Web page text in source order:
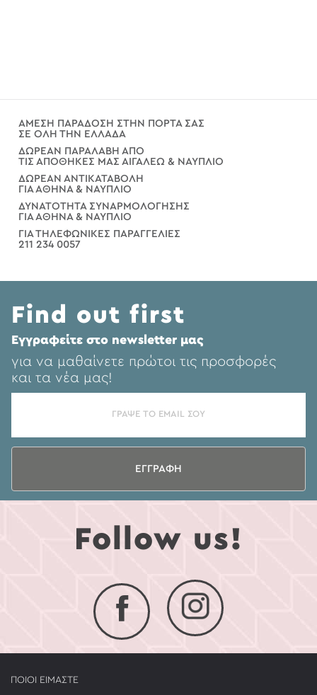
ΑΜΕΣΗ ΠΑΡΑΔΟΣΗ ΣΤΗΝ ΠΟΡΤΑ ΣΑΣ
ΣΕ ΟΛΗ ΤΗΝ ΕΛΛΑΔΑ
ΔΩΡΕΑΝ ΠΑΡΑΛΑΒΗ ΑΠΟ
ΤΙΣ ΑΠΟΘΗΚΕΣ ΜΑΣ ΑΙΓΑΛΕΩ & ΝΑΥΠΛΙΟ
ΔΩΡΕΑΝ ΑΝΤΙΚΑΤΑΒΟΛΗ
ΓΙΑ ΑΘΗΝΑ & ΝΑΥΠΛΙΟ
ΔΥΝΑΤΟΤΗΤΑ ΣΥΝΑΡΜΟΛΟΓΗΣΗΣ
ΓΙΑ ΑΘΗΝΑ & ΝΑΥΠΛΙΟ
ΓΙΑ ΤΗΛΕΦΩΝΙΚΕΣ ΠΑΡΑΓΓΕΛΙΕΣ
211 234 0057
Find out first
Eγγραφείτε στο newsletter μας
για να μαθαίνετε πρώτοι τις προσφορές
και τα νέα μας!
ΕΓΓΡΑΦΗ
Follow us!
ΠΟΙΟΙ ΕΙΜΑΣΤΕ